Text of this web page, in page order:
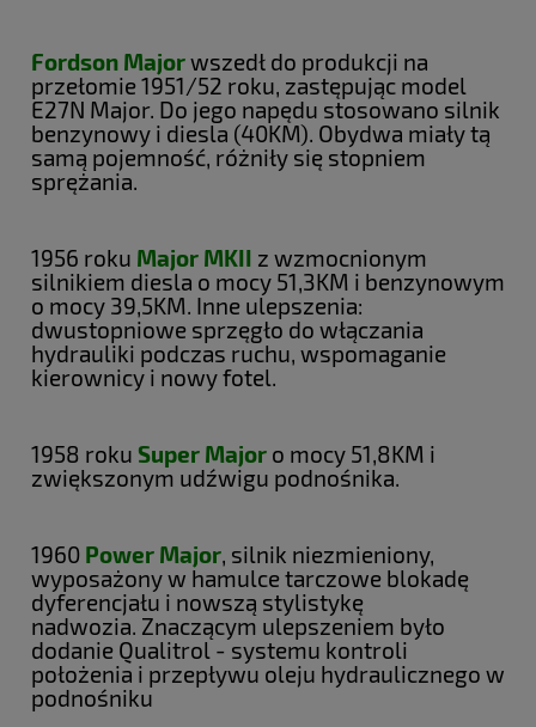
Fordson Majorwszedł do produkcji na
przełomie 1951/52 roku, zastępując model
E27N Major. Do jego napędu stosowano silnik
benzynowy i diesla (40KM). Obydwa miały tą
samą pojemność, różniły się stopniem
sprężania.
1956 roku Major MKII z wzmocnionym
silnikiem diesla o mocy 51,3KM i benzynowym
o mocy 39,5KM. Inne ulepszenia:
dwustopniowe sprzęgło do włączania
hydrauliki podczas ruchu, wspomaganie
kierownicy i nowy fotel.
1958 roku Super Major o mocy 51,8KM i
zwiększonym udźwigu podnośnika.
1960 Power Major, silnik niezmieniony,
wyposażony w hamulce tarczowe blokadę
dyferencjału i nowszą stylistykę
nadwozia. Znaczącym ulepszeniem było
dodanie Qualitrol - systemu kontroli
położenia i przepływu oleju hydraulicznego w
podnośniku